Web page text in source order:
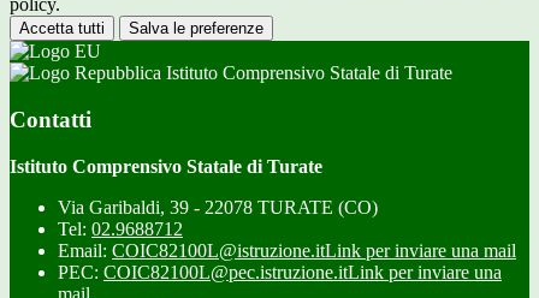
policy.
Accetta tutti Salva le preferenze
Istituto Comprensivo Statale di Turate
Contatti
Istituto Comprensivo Statale di Turate
Via Garibaldi, 39 - 22078 TURATE (CO)
Tel: 02.9688712
Email: COIC82100L@istruzione.itLink per inviare una mail
PEC: COIC82100L@pec.istruzione.itLink per inviare una
mail